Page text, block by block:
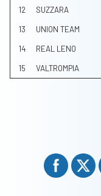
12
SUZZARA
13
UNION TEAM
14
REAL LENO
15
VALTROMPIA